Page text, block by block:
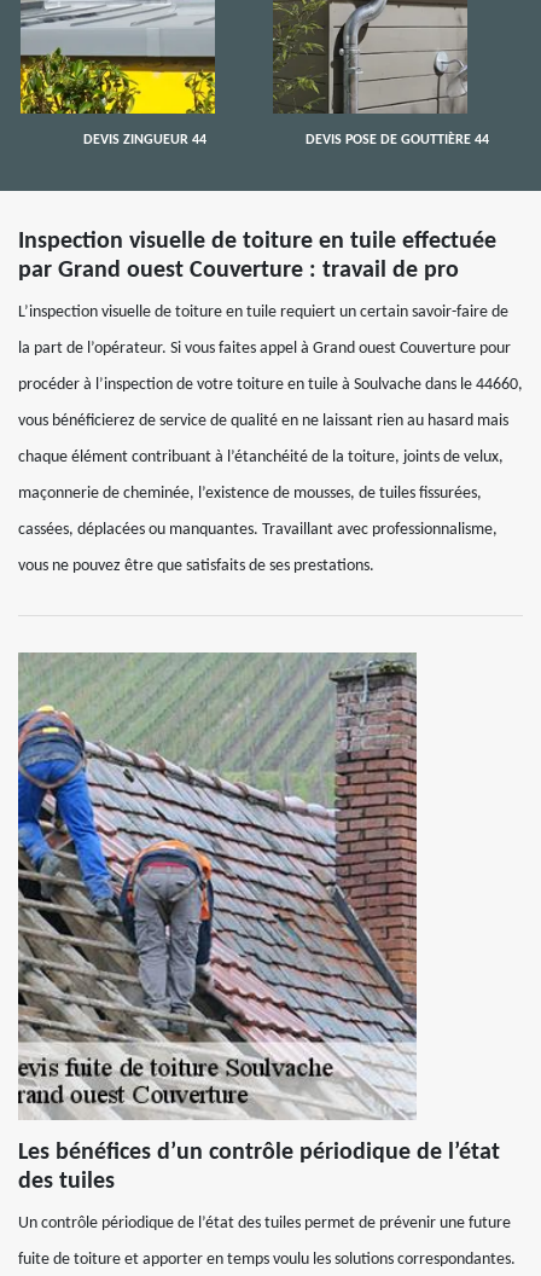
DEVIS ZINGUEUR 44 DEVIS POSE DE GOUTTIÈRE 44
Inspection visuelle de toiture en tuile effectuée
par Grand ouest Couverture : travail de pro
L’inspection visuelle de toiture en tuile requiert un certain savoir-faire de
la part de l’opérateur. Si vous faites appel à Grand ouest Couverture pour
procéder à l’inspection de votre toiture en tuile à Soulvache dans le 44660,
vous bénéficierez de service de qualité en ne laissant rien au hasard mais
chaque élément contribuant à l’étanchéité de la toiture, joints de velux,
maçonnerie de cheminée, l’existence de mousses, de tuiles fissurées,
cassées, déplacées ou manquantes. Travaillant avec professionnalisme,
vous ne pouvez être que satisfaits de ses prestations.
Les bénéfices d’un contrôle périodique de l’état
des tuiles
Un contrôle périodique de l’état des tuiles permet de prévenir une future
fuite de toiture et apporter en temps voulu les solutions correspondantes.